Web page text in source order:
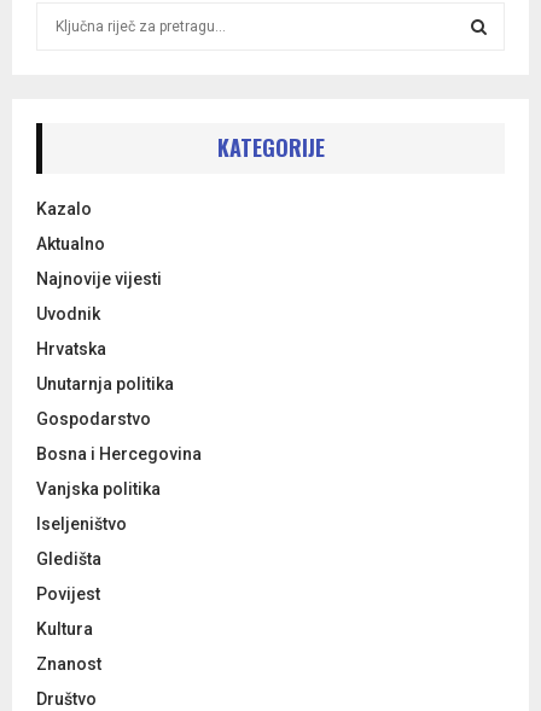
r
:
KATEGORIJE
Kazalo
Aktualno
Najnovije vijesti
Uvodnik
Hrvatska
Unutarnja politika
Gospodarstvo
Bosna i Hercegovina
Vanjska politika
Iseljeništvo
Gledišta
Povijest
Kultura
Znanost
Društvo